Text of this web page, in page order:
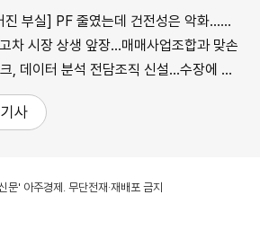
] PF 줄였는데 건전성은 악화…저축은행·상호금융 '경고등'
차 시장 상생 앞장…매매사업조합과 맞손
터 분석 전담조직 신설…수장에 카카오 출신 선임
사
' 아주경제. 무단전재·재배포 금지